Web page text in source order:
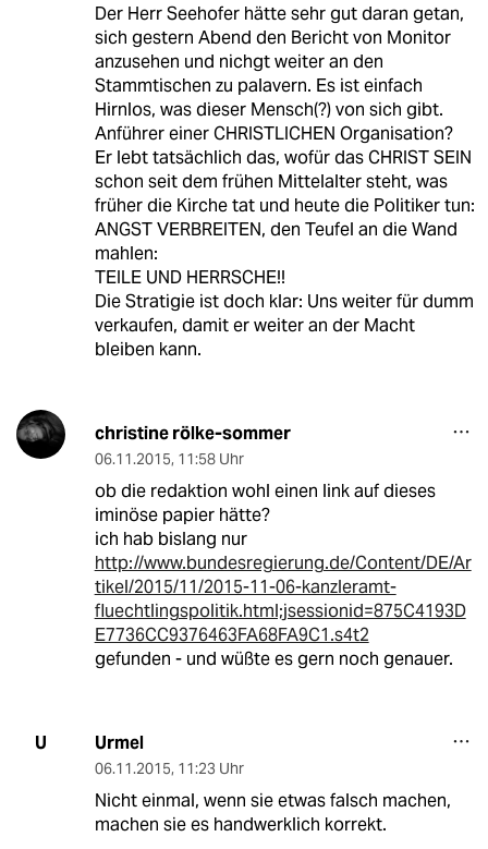
Der Herr Seehofer hätte sehr gut daran getan,
sich gestern Abend den Bericht von Monitor
anzusehen und nichgt weiter an den
Stammtischen zu palavern. Es ist einfach
Hirnlos, was dieser Mensch(?) von sich gibt.
Anführer einer CHRISTLICHEN Organisation?
Er lebt tatsächlich das, wofür das CHRIST SEIN
schon seit dem frühen Mittelalter steht, was
früher die Kirche tat und heute die Politiker tun:
ANGST VERBREITEN, den Teufel an die Wand
mahlen:
TEILE UND HERRSCHE!!
Die Stratigie ist doch klar: Uns weiter für dumm
verkaufen, damit er weiter an der Macht
bleiben kann.
christine rölke-sommer
06.11.2015, 11:58 Uhr
ob die redaktion wohl einen link auf dieses
iminöse papier hätte?
ich hab bislang nur
http://www.bundesregierung.de/Content/DE/Ar
tikel/2015/11/2015-11-06-kanzleramt-
fluechtlingspolitik.html;jsessionid=875C4193D
E7736CC9376463FA68FA9C1.s4t2
gefunden - und wüßte es gern noch genauer.
U Urmel
06.11.2015, 11:23 Uhr
Nicht einmal, wenn sie etwas falsch machen,
machen sie es handwerklich korrekt.